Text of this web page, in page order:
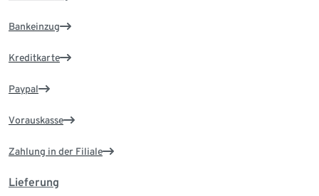
Bankeinzug
Kreditkarte
Paypal
Vorauskasse
Zahlung in der Filiale
Lieferung